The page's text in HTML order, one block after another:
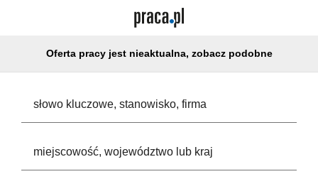
Oferta pracy jest nieaktualna, zobacz podobne